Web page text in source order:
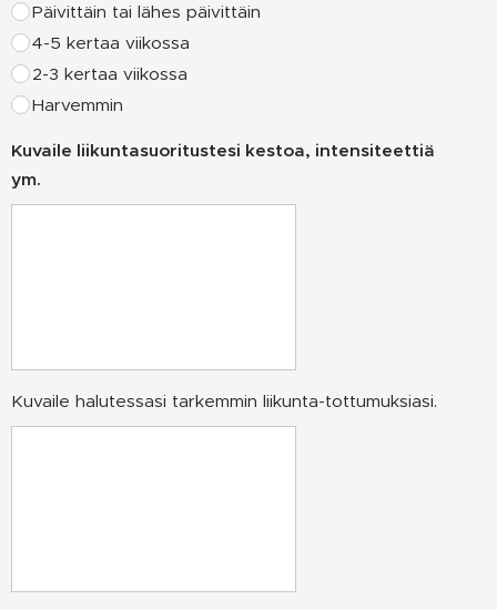
Päivittäin tai lähes päivittäin
4-5 kertaa viikossa
2-3 kertaa viikossa
Harvemmin
Kuvaile liikuntasuoritustesi kestoa, intensiteettiä
ym.
Kuvaile halutessasi tarkemmin liikunta-tottumuksiasi.